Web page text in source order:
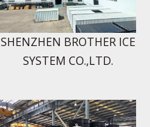
SHENZHEN BROTHER ICE
SYSTEM CO.,LTD.